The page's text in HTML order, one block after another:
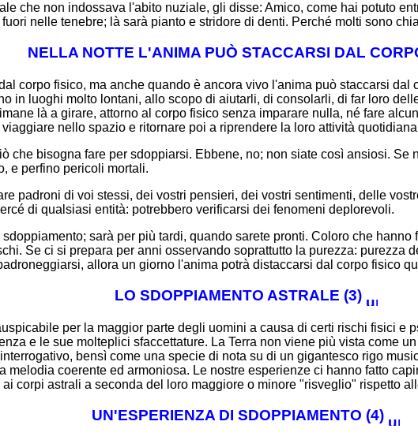
che non indossava l'abito nuziale, gli disse: Amico, come hai potuto
nelle tenebre; là sarà pianto e stridore di denti. Perché molti sono
NELLA NOTTE L'ANIMA PUÒ STACCARSI DAL
corpo fisico, ma anche quando è ancora vivo l'anima può staccarsi
in luoghi molto lontani, allo scopo di aiutarli, di consolarli, di far loro
là a girare, attorno al corpo fisico senza imparare nulla, né fare
nello spazio e ritornare poi a riprendere la loro attività
che bisogna fare per sdoppiarsi. Ebbene, no; non siate così ansiosi.
e perfino pericoli mortali.
padroni di voi stessi, dei vostri pensieri, dei vostri sentimenti, delle
di qualsiasi entità: potrebbero verificarsi dei fenomeni deplorevoli.
sarà per più tardi, quando sarete pronti. Coloro che
Se ci si prepara per anni osservando soprattutto la purezza: purezza
allora un giorno l'anima potrà distaccarsi dal corpo fisico
LO SDOPPIAMENTO ASTRALE (3)
per la maggior parte degli uomini a causa di certi rischi fisici e
e le sue molteplici sfaccettature. La Terra non viene più vista come
bensì come una specie di nota su di un gigantesco rigo
melodia coerente ed armoniosa. Le nostre esperienze ci hanno fatto
corpi astrali a seconda del loro maggiore o minore "risveglio" rispetto
UN'ESPERIENZA DI SDOPPIAMENTO (4)